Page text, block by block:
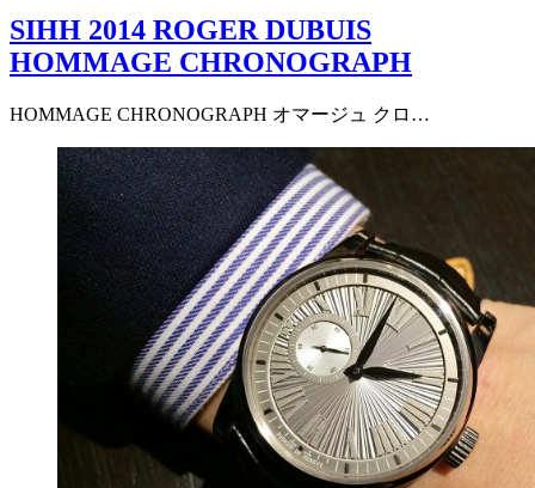
SIHH 2014 ROGER DUBUIS
HOMMAGE CHRONOGRAPH
HOMMAGE CHRONOGRAPH オマージュ クロ…